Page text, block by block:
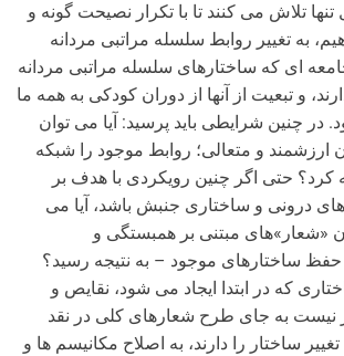
تلاش می کنند تا با تکرار نصیحت گونه و
به تغییر روابط سلسله مراتبی مردانه
ای که ساختارهای سلسله مراتبی مردانه
و تبعیت از آنها از دوران کودکی به همه ما
چنین شرایطی باید پرسید: آیا می توان
ارزشمند و متعالی؛ روابط موجود را شبکه
کرد؟ حتی اگر چنین رویکردی با هدف بر
و ساختاری جنبش باشد، آیا می
«شعار»های مبتنی بر همبستگی و
ساختارهای موجود – به نتیجه رسید؟
که در ابتدا ایجاد می شود، نقایص و
نیست به جای طرح شعارهای کلی در نقد
ساختار را دارند، به اصلاح مکانیسم ها و